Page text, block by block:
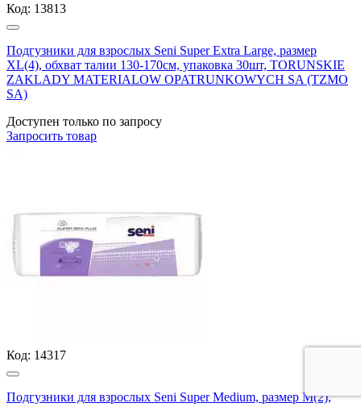
Код: 13813
Подгузники для взрослых Seni Super Extra Large, размер
XL(4), обхват талии 130-170см, упаковка 30шт, TORUNSKIE
ZAKLADY MATERIALOW OPATRUNKOWYCH SA (TZMO
SA)
Доступен только по запросу
Запросить товар
Код: 14317
Подгузники для взрослых Seni Super Medium, размер М(2),